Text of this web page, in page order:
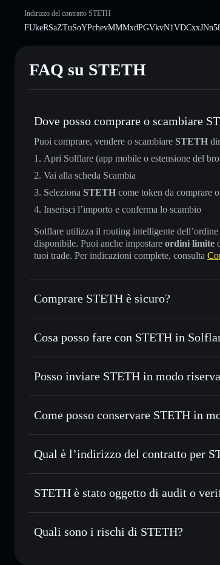
Indirizzo del contratto STETH
FAQ su STETH
Dove posso comprare o scambiare
Puoi comprare, vendere o scambiare STETH
Apri Solflare (app mobile o estensione del
Vai alla scheda Scambia
Seleziona STETH come token da comprare
Inserisci l’importo e conferma lo scambio
Solflare utilizza il routing intelligente
disponibile. Puoi anche impostare ordini limite
tuoi trade. Per indicazioni complete, consulta
Comprare STETH è sicuro?
STETH non è verificato
Cosa posso fare con STETH in
STETH
wallet Solflare
Scambiare istantaneamente— scambia
Usare il DCA— applica la strategia dollar-
Inviare in modo riservato— trasferisci
privacy incorporato di Solflare
esclusivo controllo delle tue chiavi private
Posso inviare STETH in modo
Aggregatore di
Come posso conservare STETH in
STETH
Qual è l’indirizzo del contratto per
STETH è stato oggetto di audit o
STETH non è verificato
Quali sono i rischi di STETH?